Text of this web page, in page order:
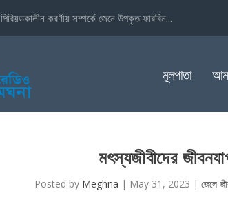
পিরিয়ডকালীন করণীয় সম্পর্কে জেনে উপকৃত ফারবিন...
মূলপাতা
মৎস্যজীবীদের
Posted by Meghna | May 31, 2023 | জেলে